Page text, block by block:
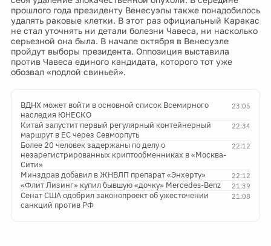
прошлого года президенту Венесуэлы также понадобилось
удалять раковые клетки. В этот раз официальный Каракас
не стал уточнять ни детали болезни Чавеса, ни насколько
серьезной она была. В начале октября в Венесуэле
пройдут выборы президента. Оппозиция выставила
против Чавеса единого кандидата, которого тот уже
обозвал «подлой свиньей».
23:05
ВДНХ может войти в основной список Всемирного
наследия ЮНЕСКО
22:34
Китай запустит первый регулярный контейнерный
маршрут в ЕС через Севморпуть
22:12
Более 20 человек задержаны по делу о
незарегистрированных криптообменниках в «Москва-
Сити»
22:12
Минздрав добавил в ЖНВЛП препарат «Энхерту»
21:39
«Флит Лизинг» купил бывшую «дочку» Mercedes-Benz
21:08
Сенат США одобрил законопроект об ужесточении
санкций против РФ